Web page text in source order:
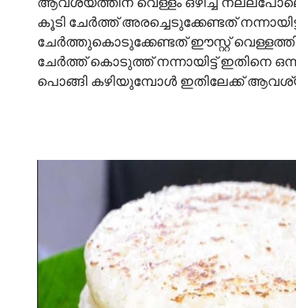
കൂടി ചേർത്ത് അരച്ചെടുക്കേണ്ടത്
ചേർത്തുകൊടുക്കേണ്ടത് ഈസ്റ്റ്
ചേർത്ത് കൊടുത്ത് നന്നായിട്ട് ഇതിനെ
പൊങ്ങി കഴിയുമ്പോൾ ഇതിലേക്ക്